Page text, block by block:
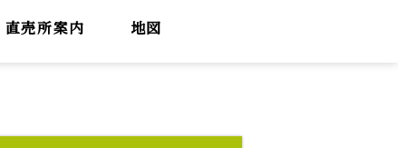
直売所案内 地図